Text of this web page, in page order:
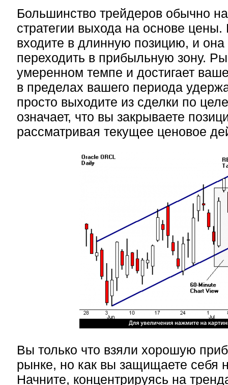
Большинство трейдеров обычно
стратегии выхода на основе
входите в длинную позицию, и она
переходить в прибыльную зону.
умеренном темпе и достигает
в пределах вашего периода
просто выходите из сделки по
означает, что вы закрываете
рассматривая текущее ценовое
Вы только что взяли хорошую
рынке, но как вы защищаете себя
Начните, концентрируясь на